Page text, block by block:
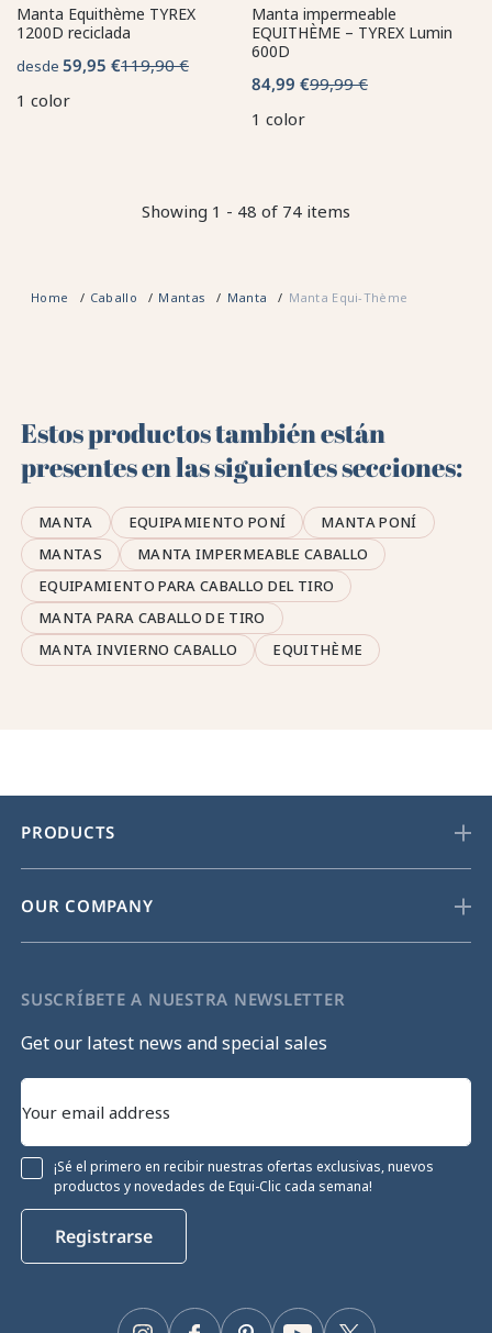
Manta Equithème TYREX
1200D reciclada
desde 59,95 €119,90 €
1 color
Manta impermeable
EQUITHÈME – TYREX Lumin
600D
84,99 €99,99 €
1 color
Showing 1 - 48 of 74 items
Home Caballo Mantas Manta Manta Equi-Thème
Estos productos también están
presentes en las siguientes secciones:
MANTA EQUIPAMIENTO PONÍ
MANTA PONÍ
MANTAS
MANTA IMPERMEABLE CABALLO
EQUIPAMIENTO PARA CABALLO DEL TIRO
MANTA PARA CABALLO DE TIRO
MANTA INVIERNO CABALLO
EQUITHÈME
PRODUCTS
OUR COMPANY
SUSCRÍBETE A NUESTRA NEWSLETTER
Get our latest news and special sales
¡Sé el primero en recibir nuestras ofertas exclusivas, nuevos
productos y novedades de Equi-Clic cada semana!
Registrarse